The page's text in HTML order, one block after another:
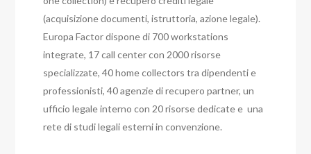
(acquisizione documenti, istruttoria, azione legale).
Europa Factor dispone di 700 workstations
integrate, 17 call center con 2000 risorse
specializzate, 40 home collectors tra dipendenti e
professionisti, 40 agenzie di recupero partner, un
ufficio legale interno con 20 risorse dedicate e una
rete di studi legali esterni in convenzione.